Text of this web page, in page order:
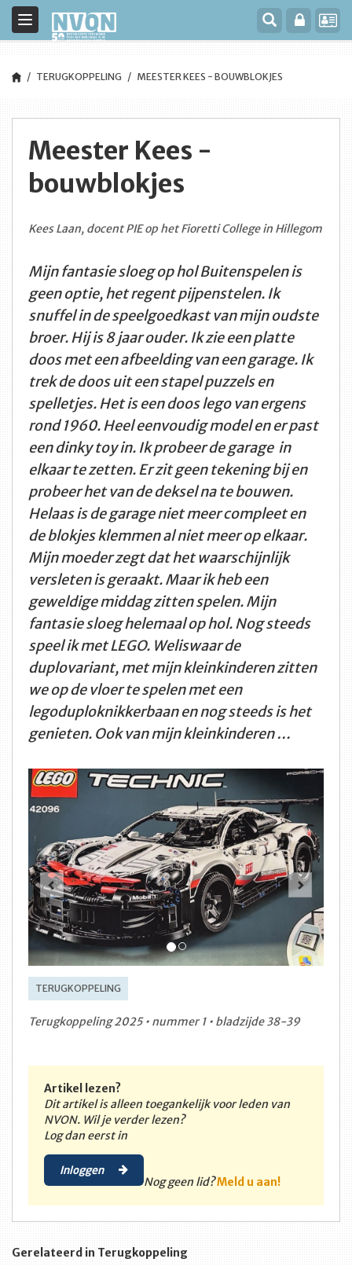
Toggle
navigation
TERUGKOPPELING MEESTER KEES - BOUWBLOKJES
Meester Kees -
bouwblokjes
Kees Laan, docent PIE op het Fioretti College in Hillegom
Mijn fantasie sloeg op hol Buitenspelen is
geen optie, het regent pijpenstelen. Ik
snuffel in de speelgoedkast van mijn oudste
broer. Hij is 8 jaar ouder. Ik zie een platte
doos met een afbeelding van een garage. Ik
trek de doos uit een stapel puzzels en
spelletjes. Het is een doos lego van ergens
rond 1960. Heel eenvoudig model en er past
een dinky toy in. Ik probeer de garage in
elkaar te zetten. Er zit geen tekening bij en
probeer het van de deksel na te bouwen.
Helaas is de garage niet meer compleet en
de blokjes klemmen al niet meer op elkaar.
Mijn moeder zegt dat het waarschijnlijk
versleten is geraakt. Maar ik heb een
geweldige middag zitten spelen. Mijn
fantasie sloeg helemaal op hol. Nog steeds
speel ik met LEGO. Weliswaar de
duplovariant, met mijn kleinkinderen zitten
we op de vloer te spelen met een
legoduploknikkerbaan en nog steeds is het
genieten. Ook van mijn kleinkinderen …
Vorige
TERUGKOPPELING
Terugkoppeling 2025 • nummer 1 • bladzijde 38-39
Artikel lezen?
Dit artikel is alleen toegankelijk voor leden van
NVON. Wil je verder lezen?
Log dan eerst in
Inloggen
Nog geen lid?Meld u aan!
Gerelateerd in Terugkoppeling